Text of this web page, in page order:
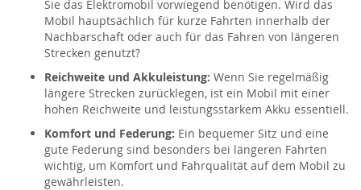
Sie das Elektromobil vorwiegend benötigen. Wird das
Mobil hauptsächlich für kurze Fahrten innerhalb der
Nachbarschaft oder auch für das Fahren von längeren
Strecken genutzt?
Reichweite und Akkuleistung: Wenn Sie regelmäßig
längere Strecken zurücklegen, ist ein Mobil mit einer
hohen Reichweite und leistungsstarkem Akku essentiell.
Komfort und Federung: Ein bequemer Sitz und eine
gute Federung sind besonders bei längeren Fahrten
wichtig, um Komfort und Fahrqualität auf dem Mobil zu
gewährleisten.